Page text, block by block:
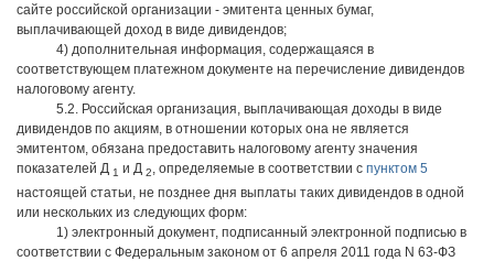
сайте российской организации - эмитента ценных бумаг,
выплачивающей доход в виде дивидендов;
4) дополнительная информация, содержащаяся в
соответствующем платежном документе на перечисление дивидендов
налоговому агенту.
5.2. Российская организация, выплачивающая доходы в виде
дивидендов по акциям, в отношении которых она не является
эмитентом, обязана предоставить налоговому агенту значения
показателей Д 1 и Д 2 , определяемые в соответствии с пунктом 5
настоящей статьи, не позднее дня выплаты таких дивидендов в одной
или нескольких из следующих форм:
1) электронный документ, подписанный электронной подписью в
соответствии с Федеральным законом от 6 апреля 2011 года N 63-ФЗ